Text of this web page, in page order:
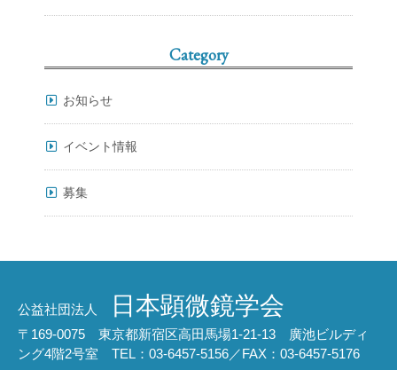
Category
お知らせ
イベント情報
募集
公益社団法人 日本顕微鏡学会
〒169-0075 東京都新宿区高田馬場1-21-13 廣池ビルディ
ング4階2号室 TEL：03-6457-5156／FAX：03-6457-5176